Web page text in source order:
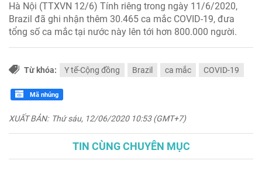
Hà Nội (TTXVN 12/6) Tính riêng trong ngày 11/6/2020,
Brazil đã ghi nhận thêm 30.465 ca mắc COVID-19, đưa
tổng số ca mắc tại nước này lên tới hơn 800.000 người.
Từ khóa: Y tế-Cộng đồng Brazil ca mắc COVID-19
Mã nhúng
XUẤT BẢN: Thứ sáu, 12/06/2020 10:53 (GMT+7)
TIN CÙNG CHUYÊN MỤC